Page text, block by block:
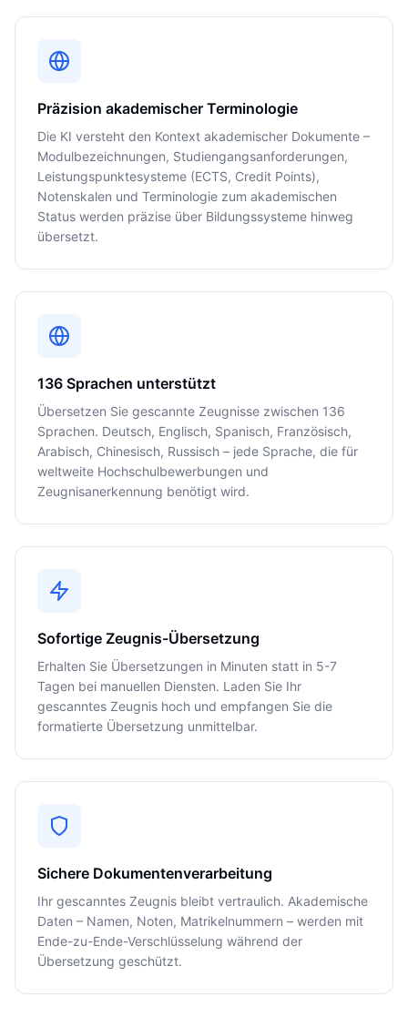
Präzision akademischer Terminologie
Die KI versteht den Kontext akademischer Dokumente –
Modulbezeichnungen, Studiengangsanforderungen,
Leistungspunktesysteme (ECTS, Credit Points),
Notenskalen und Terminologie zum akademischen
Status werden präzise über Bildungssysteme hinweg
übersetzt.
136 Sprachen unterstützt
Übersetzen Sie gescannte Zeugnisse zwischen 136
Sprachen. Deutsch, Englisch, Spanisch, Französisch,
Arabisch, Chinesisch, Russisch – jede Sprache, die für
weltweite Hochschulbewerbungen und
Zeugnisanerkennung benötigt wird.
Sofortige Zeugnis-Übersetzung
Erhalten Sie Übersetzungen in Minuten statt in 5-7
Tagen bei manuellen Diensten. Laden Sie Ihr
gescanntes Zeugnis hoch und empfangen Sie die
formatierte Übersetzung unmittelbar.
Sichere Dokumentenverarbeitung
Ihr gescanntes Zeugnis bleibt vertraulich. Akademische
Daten – Namen, Noten, Matrikelnummern – werden mit
Ende-zu-Ende-Verschlüsselung während der
Übersetzung geschützt.